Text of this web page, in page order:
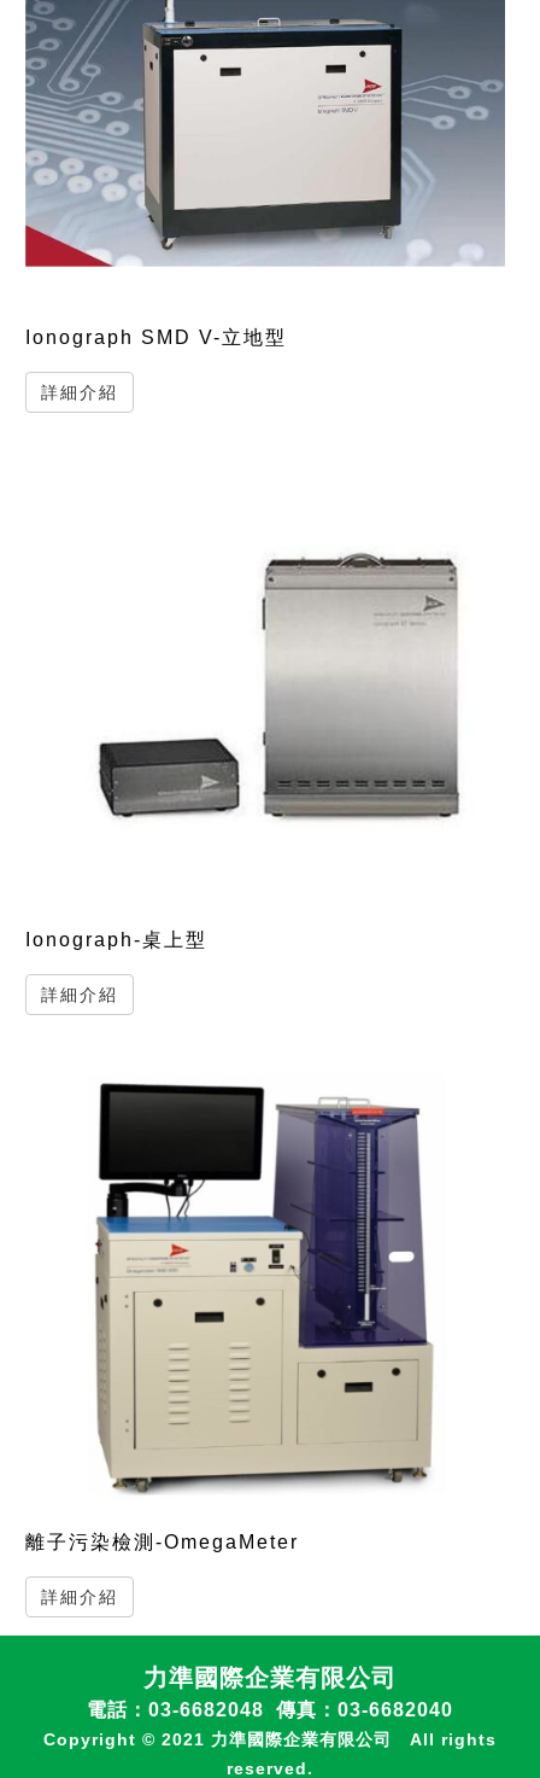
Ionograph SMD V-立地型
詳細介紹
Ionograph-桌上型
詳細介紹
離子污染檢測-OmegaMeter
詳細介紹
力準國際企業有限公司
電話：03-6682048 傳真：03-6682040
Copyright © 2021 力準國際企業有限公司 All rights
reserved.